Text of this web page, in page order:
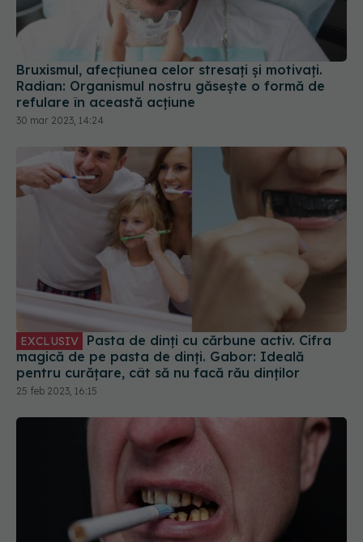
Bruxismul, afecțiunea celor stresați și motivați.
Radian: Organismul nostru găsește o formă de
refulare în această acțiune
30 mar 2023, 14:24
EXCLUSIV
magică de pe pasta de dinți. Gabor: Ideală
pentru curățare, cât să nu facă rău dinților
25 feb 2023, 16:15